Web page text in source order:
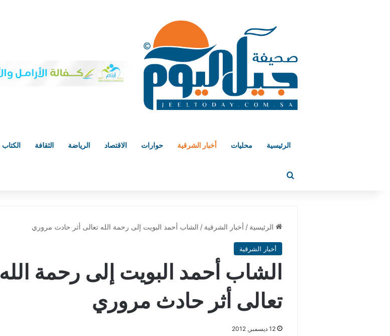
الرئيسية محليات أخبار الشرقية حوارات الاقتصاد الرياضة الثقافة الكتاب
الرئيسية / أخبار الشرقية / الشاب أحمد البويت إلى رحمة الله تعالى أثر حادث مروري
أخبار الشرقية
الشاب أحمد البويت إلى رحمة الله
تعالى أثر حادث مروري
12 ديسمبر, 2012